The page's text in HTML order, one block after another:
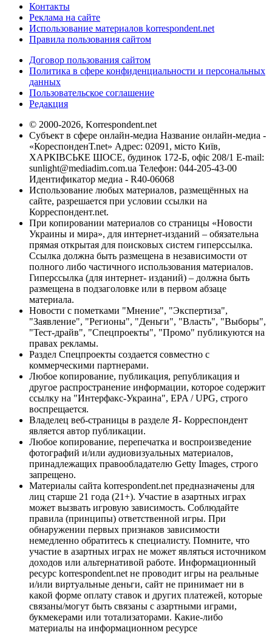
Контакты
Реклама на сайте
Использование материалов korrespondent.net
Правила пользования сайтом
Договор пользования сайтом
Политика в сфере конфиденциальности и персональных
данных
Пользовательское соглашение
Редакция
© 2000-2026, Korrespondent.net
Субъект в сфере онлайн-медиа Название онлайн-медиа -
«КореспонденТ.net» Адрес: 02091, місто Київ,
ХАРКІВСЬКЕ ШОСЕ, будинок 172-Б, офіс 208/1 E-mail:
sunlight@mediadim.com.ua Телефон: 044-205-43-00
Идентификатор медиа - R40-06068
Использование любых материалов, размещённых на
сайте, разрешается при условии ссылки на
Корреспондент.net.
При копировании материалов со страницы «Новости
Украины и мира», для интернет-изданий – обязательна
прямая открытая для поисковых систем гиперссылка.
Ссылка должна быть размещена в независимости от
полного либо частичного использования материалов.
Гиперссылка (для интернет- изданий) – должна быть
размещена в подзаголовке или в первом абзаце
материала.
Новости с пометками "Мнение", "Экспертиза",
"Заявление", "Регионы", "Деньги", "Власть", "Выборы",
"Тест-драйв", "Спецпроекты", "Промо" публикуются на
правах рекламы.
Раздел Спецпроекты создается совместно с
коммерческими партнерами.
Любое копирование, публикация, републикация и
другое распространение информации, которое содержит
ссылку на "Интерфакс-Украина", EPA / UPG, строго
воспрещается.
Владелец веб-страницы в разделе Я- Корреспондент
является автор публикации.
Любое копирование, перепечатка и воспроизведение
фотографий и/или аудиовизуальных материалов,
принадлежащих правообладателю Getty Images, строго
запрещено.
Материалы сайта korrespondent.net предназначены для
лиц старше 21 года (21+). Участие в азартных играх
может вызвать игровую зависимость. Соблюдайте
правила (принципы) ответственной игры. При
обнаружении первых признаков зависимости
немедленно обратитесь к специалисту. Помните, что
участие в азартных играх не может являться источником
доходов или альтернативой работе. Информационный
ресурс korrespondent.net не проводит игры на реальные
и/или виртуальные деньги, сайт не принимает ни в
какой форме оплату ставок и других платежей, которые
связаны/могут быть связаны с азартными играми,
букмекерами или тотализаторами. Какие-либо
материалы на информационном ресурсе